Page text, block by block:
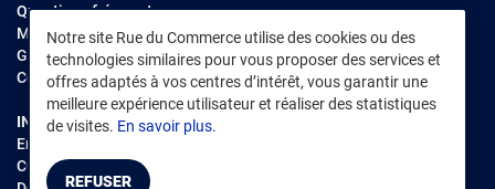
Notre site Rue du Commerce utilise des cookies ou des
technologies similaires pour vous proposer des services et
offres adaptés à vos centres d’intérêt, vous garantir une
meilleure expérience utilisateur et réaliser des statistiques
de visites. En savoir plus.
REFUSER
Questions fréquentes
Modes de règlements
Garantie et retours
Contacter Rue du Commerce
INFORMATIONS LÉGALES
Environnement
CGV /CGU Marketplace